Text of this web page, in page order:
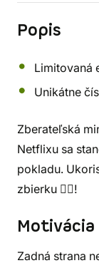
Popis
Limitovaná
Unikátne
Zberateľská
Netflixu sa
pokladu.
zbierku 🏴‍☠️!
Zadná strana